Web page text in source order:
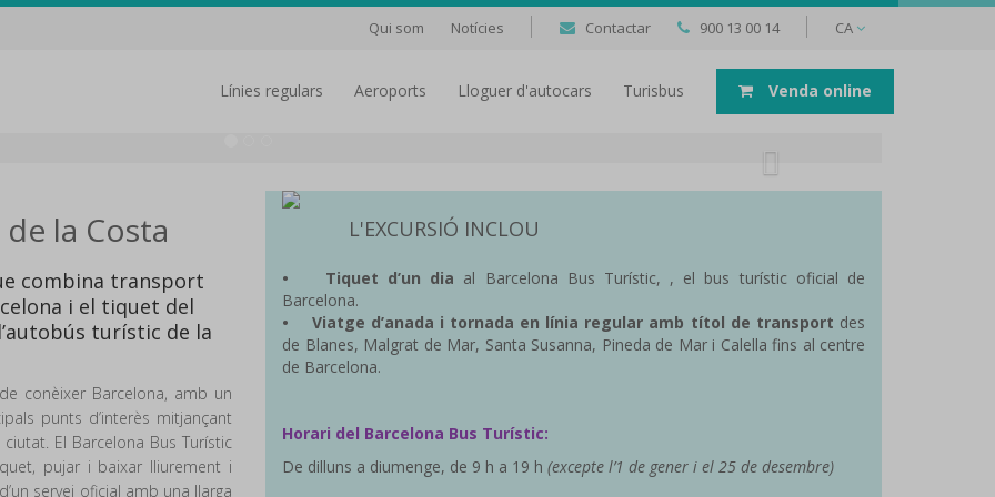
Qui som Notícies Contactar 900 13 00 14 CA
línies regulars aeroports Lloguer d'autocars Turisbus Venda online
la Costa
combina transport
i el tiquet del
turístic de la
conèixer Barcelona, amb un
punts d’interès mitjançant
El Barcelona Bus Turístic
pujar i baixar lliurement i
servei oficial amb una llarga
L'EXCURSIÓ INCLOU
• Tiquet d’un dia al Barcelona Bus Turístic, , el bus turístic oficial de
Barcelona.
• Viatge d’anada i tornada en línia regular amb títol de transport des
de Blanes, Malgrat de Mar, Santa Susanna, Pineda de Mar i Calella fins al centre
de Barcelona.
Horari del Barcelona Bus Turístic:
De dilluns a diumenge, de 9 h a 19 h (excepte l’1 de gener i el 25 de desembre)